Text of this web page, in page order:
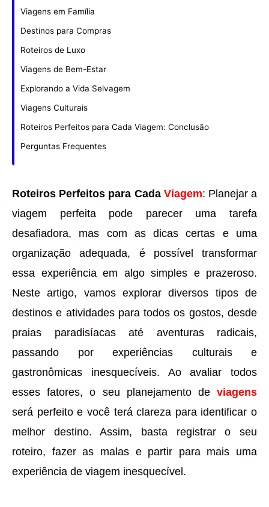
Viagens em Família
Destinos para Compras
Roteiros de Luxo
Viagens de Bem-Estar
Explorando a Vida Selvagem
Viagens Culturais
Roteiros Perfeitos para Cada Viagem: Conclusão
Perguntas Frequentes
Roteiros Perfeitos para Cada Viagem: Planejar a
viagem perfeita pode parecer uma tarefa
desafiadora, mas com as dicas certas e uma
organização adequada, é possível transformar
essa experiência em algo simples e prazeroso.
Neste artigo, vamos explorar diversos tipos de
destinos e atividades para todos os gostos, desde
praias paradisíacas até aventuras radicais,
passando por experiências culturais e
gastronômicas inesquecíveis. Ao avaliar todos
esses fatores, o seu planejamento de viagens
será perfeito e você terá clareza para identificar o
melhor destino. Assim, basta registrar o seu
roteiro, fazer as malas e partir para mais uma
experiência de viagem inesquecível.